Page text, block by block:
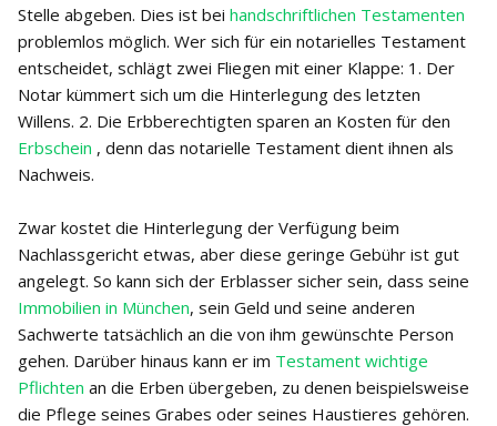
Stelle abgeben. Dies ist bei handschriftlichen Testamenten
problemlos möglich. Wer sich für ein notarielles Testament
entscheidet, schlägt zwei Fliegen mit einer Klappe: 1. Der
Notar kümmert sich um die Hinterlegung des letzten
Willens. 2. Die Erbberechtigten sparen an Kosten für den
Erbschein , denn das notarielle Testament dient ihnen als
Nachweis.
Zwar kostet die Hinterlegung der Verfügung beim
Nachlassgericht etwas, aber diese geringe Gebühr ist gut
angelegt. So kann sich der Erblasser sicher sein, dass seine
Immobilien in München, sein Geld und seine anderen
Sachwerte tatsächlich an die von ihm gewünschte Person
gehen. Darüber hinaus kann er im Testament wichtige
Pflichten an die Erben übergeben, zu denen beispielsweise
die Pflege seines Grabes oder seines Haustieres gehören.